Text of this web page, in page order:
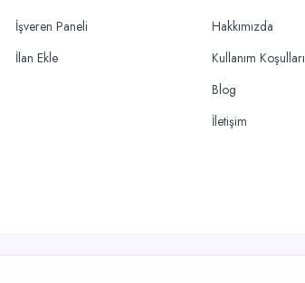
İşveren Paneli
İlan Ekle
Hakkımızda
Kullanım Koşulları
Blog
İletişim